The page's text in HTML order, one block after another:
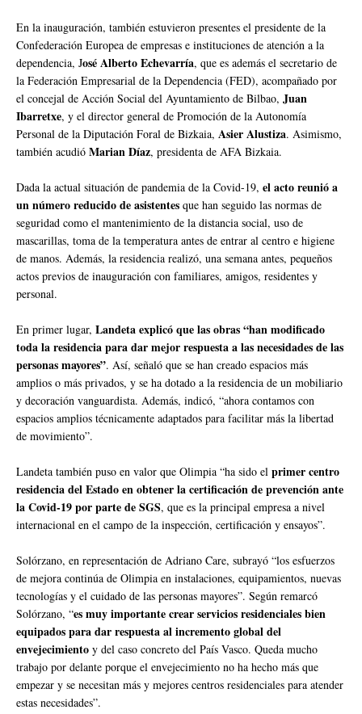
En la inauguración, también estuvieron presentes el presidente de la
Confederación Europea de empresas e instituciones de atención a la
dependencia, José Alberto Echevarría, que es además el secretario de
la Federación Empresarial de la Dependencia (FED), acompañado por
el concejal de Acción Social del Ayuntamiento de Bilbao, Juan
Ibarretxe, y el director general de Promoción de la Autonomía
Personal de la Diputación Foral de Bizkaia, Asier Alustiza. Asimismo,
también acudió Marian Díaz, presidenta de AFA Bizkaia.
Dada la actual situación de pandemia de la Covid-19, el acto reunió a
un número reducido de asistentes que han seguido las normas de
seguridad como el mantenimiento de la distancia social, uso de
mascarillas, toma de la temperatura antes de entrar al centro e higiene
de manos. Además, la residencia realizó, una semana antes, pequeños
actos previos de inauguración con familiares, amigos, residentes y
personal.
En primer lugar, Landeta explicó que las obras “han modificado
toda la residencia para dar mejor respuesta a las necesidades de las
personas mayores”. Así, señaló que se han creado espacios más
amplios o más privados, y se ha dotado a la residencia de un mobiliario
y decoración vanguardista. Además, indicó, “ahora contamos con
espacios amplios técnicamente adaptados para facilitar más la libertad
de movimiento”.
Landeta también puso en valor que Olimpia “ha sido el primer centro
residencia del Estado en obtener la certificación de prevención ante
la Covid-19 por parte de SGS, que es la principal empresa a nivel
internacional en el campo de la inspección, certificación y ensayos”.
Solórzano, en representación de Adriano Care, subrayó “los esfuerzos
de mejora continúa de Olimpia en instalaciones, equipamientos, nuevas
tecnologías y el cuidado de las personas mayores”. Según remarcó
Solórzano, “es muy importante crear servicios residenciales bien
equipados para dar respuesta al incremento global del
envejecimiento y del caso concreto del País Vasco. Queda mucho
trabajo por delante porque el envejecimiento no ha hecho más que
empezar y se necesitan más y mejores centros residenciales para atender
estas necesidades”.